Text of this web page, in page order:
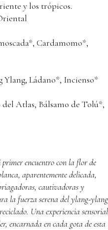
y los trópicos.
Cardamomo*,
Ylang, Ládano*, Incienso*
Atlas, Bálsamo de Tolú*,
encuentro con la flor de
aparentemente delicada,
cautivadoras y
la fuerza serena del ylang-ylang
Una experiencia sensorial
encarnada en cada gota de esta